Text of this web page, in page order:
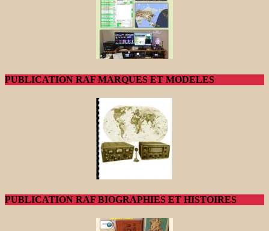
PUBLICATION RAF MARQUES ET MODELES
PUBLICATION RAF BIOGRAPHIES ET HISTOIRES